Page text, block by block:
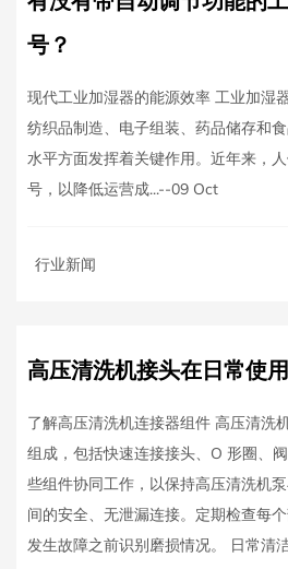
号？
现代工业加湿器的能源效率 工业加湿
纺织品制造、电子组装、药品储存和
水平方面发挥着关键作用。近年来，
号，以降低运营成...--09 Oct
行业新闻
高压清洗机接头在日常使
了解高压清洗机连接器组件 高压清洗
组成，包括快速连接接头、O 形圈、
些组件协同工作，以保持高压清洗机
间的安全、无泄漏连接。定期检查每
发生故障之前识别磨损情况。 日常清